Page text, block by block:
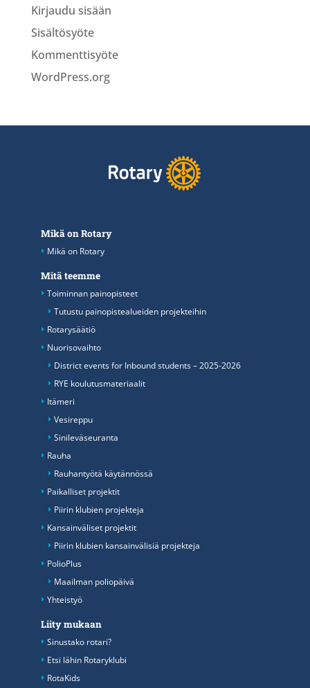
Kirjaudu sisään
Sisältösyöte
Kommenttisyöte
WordPress.org
Mikä on Rotary
Mikä on Rotary
Mitä teemme
Toiminnan painopisteet
Tutustu painopistealueiden projekteihin
Rotarysäätiö
Nuorisovaihto
District events for Inbound students – 2025-2026
RYE koulutusmateriaalit
Itämeri
Vesireppu
Sinileväseuranta
Rauha
Rauhantyötä käytännössä
Paikalliset projektit
Piirin klubien projekteja
Kansainväliset projektit
Piirin klubien kansainvälisiä projekteja
PolioPlus
Maailman poliopäivä
Yhteistyö
Liity mukaan
Sinustako rotari?
Etsi lähin Rotaryklubi
RotaKids